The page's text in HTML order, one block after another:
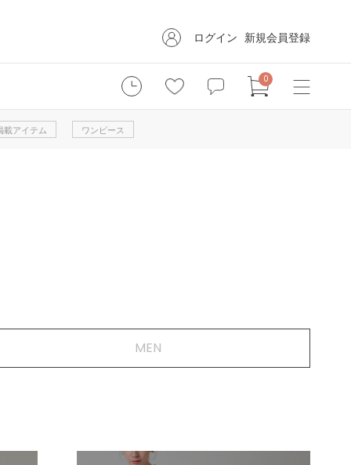
ログイン 新規会員登録
0
載アイテム ワンピース
MEN